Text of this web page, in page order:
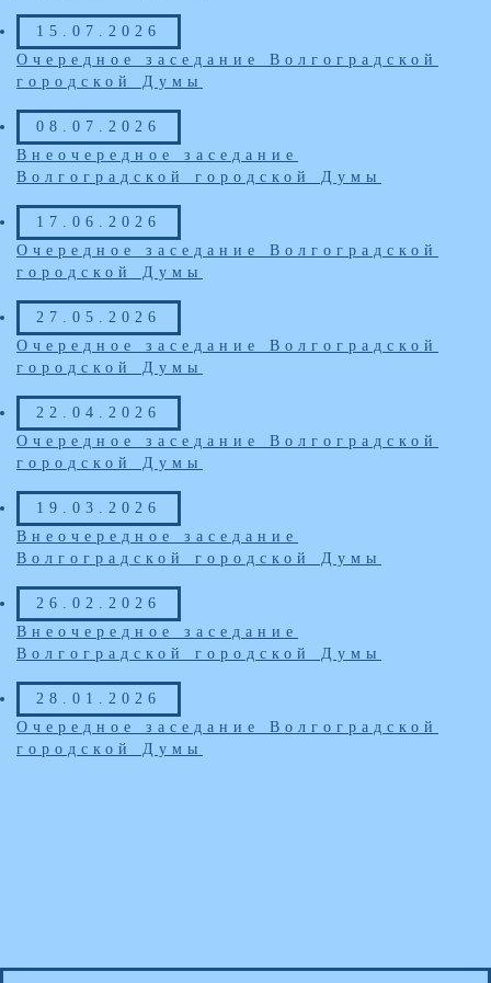
15.07.2026
Очередное заседание Волгоградской
городской Думы
08.07.2026
Внеочередное заседание
Волгоградской городской Думы
17.06.2026
Очередное заседание Волгоградской
городской Думы
27.05.2026
Очередное заседание Волгоградской
городской Думы
22.04.2026
Очередное заседание Волгоградской
городской Думы
19.03.2026
Внеочередное заседание
Волгоградской городской Думы
26.02.2026
Внеочередное заседание
Волгоградской городской Думы
28.01.2026
Очередное заседание Волгоградской
городской Думы